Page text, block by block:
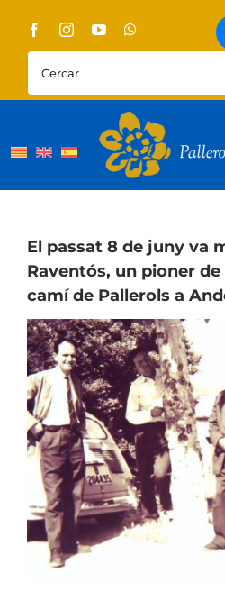
content
Cercar:
Sobre Nosaltres
Pallerols
Visites guiades
Rutes
Territori i cultura
Notícies
Agenda
Contacte
Col.labora
El passat 8 de juny va
Raventós, un pioner
camí de Pallerols a